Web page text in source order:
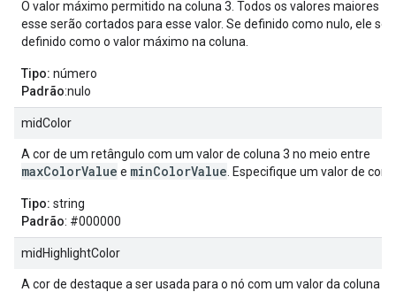
O valor máximo permitido na coluna 3. Todos os valores maiores
esse serão cortados para esse valor. Se definido como nulo, ele
definido como o valor máximo na coluna.
Tipo: número
Padrão:nulo
midColor
A cor de um retângulo com um valor de coluna 3 no meio entre
maxColorValue e minColorValue . Especifique um valor de cor
Tipo: string
Padrão: #000000
midHighlightColor
A cor de destaque a ser usada para o nó com um valor da coluna 3